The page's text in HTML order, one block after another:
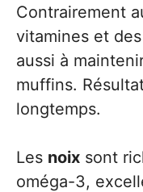
Contrairement
vitamines et
aussi à
muffins.
longtemps.
Les noix sont
oméga-3,